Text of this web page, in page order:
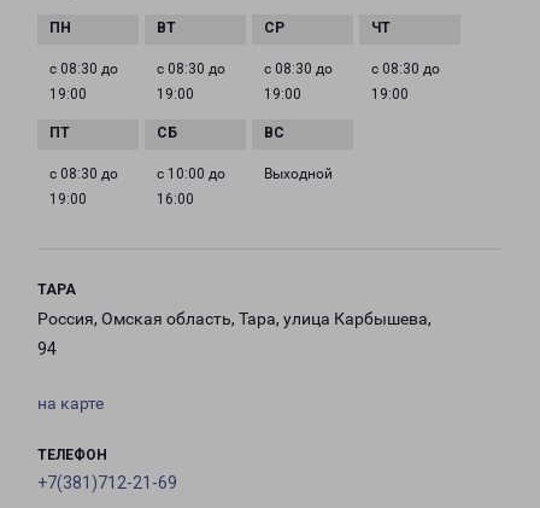
с 08:30 до
19:00
с 08:30 до
19:00
с 08:30 до
19:00
с 08:30 до
19:00
с 08:30 до
19:00
с 10:00 до
16:00
Выходной
ТАРА
Россия, Омская область, Тара, улица Карбышева,
94
на карте
ТЕЛЕФОН
+7(381)712-21-69